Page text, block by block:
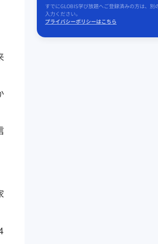
すでにGLOBIS学び放題へご登録済みの方は、別
入力ください。
プライバシーポリシーはこちら